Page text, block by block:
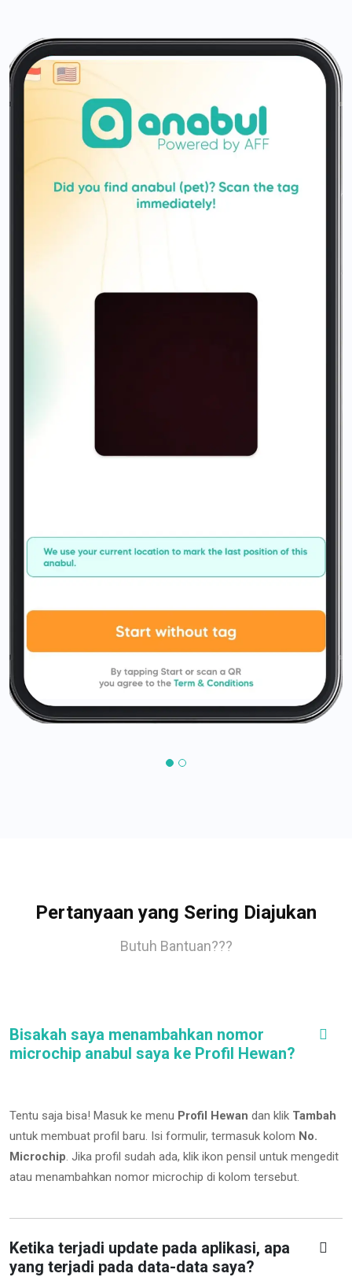
Pertanyaan yang Sering Diajukan
Butuh Bantuan???
Bisakah saya menambahkan nomor
microchip anabul saya ke Profil Hewan?
Tentu saja bisa! Masuk ke menu Profil Hewan dan klik Tambah
untuk membuat profil baru. Isi formulir, termasuk kolom No.
Microchip. Jika profil sudah ada, klik ikon pensil untuk mengedit
atau menambahkan nomor microchip di kolom tersebut.
Ketika terjadi update pada aplikasi, apa
yang terjadi pada data-data saya?